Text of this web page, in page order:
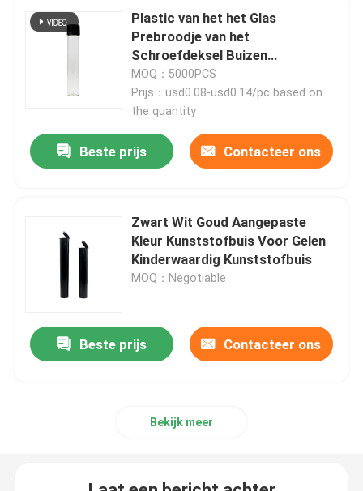
Plastic van het het Glas
Prebroodje van het
Schroefdeksel Buizen
22x120mm Duidelijke
Gezamenlijke Buis
MOQ：5000PCS
Prijs：usd0.08-usd0.14/pc based on
the quantity
Beste prijs Contacteer ons
Zwart Wit Goud Aangepaste
Kleur Kunststofbuis Voor Gelen
Kinderwaardig Kunststofbuis
MOQ：Negotiable
Beste prijs Contacteer ons
Bekijk meer